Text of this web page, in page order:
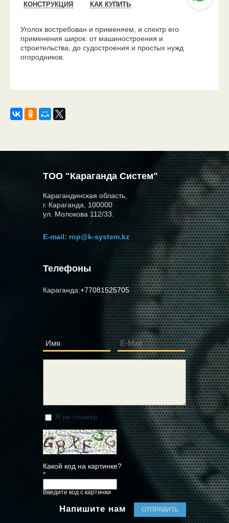
КОНСТРУКЦИЯ
КАК КУПИТЬ
Уголок востребован и применяем, и спектр его
применения широк: от машиностроения и
строительства, до судостроения и простых нужд
огородников.
ТОО "Караганда Систем"
Карагандинская область,
г. Караганда, 100000
ул. Молокова 112/33.
E-mail: rop@k-system.kz
Имя
E-Mail
*
Я не спамер
Я спамер
Какой код на картинке?
*
Введите код с картинки
Напишите нам
Телефоны
Караганда:+77081525705